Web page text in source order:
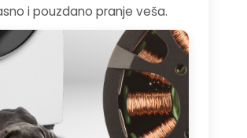
i pouzdano pranje veša.